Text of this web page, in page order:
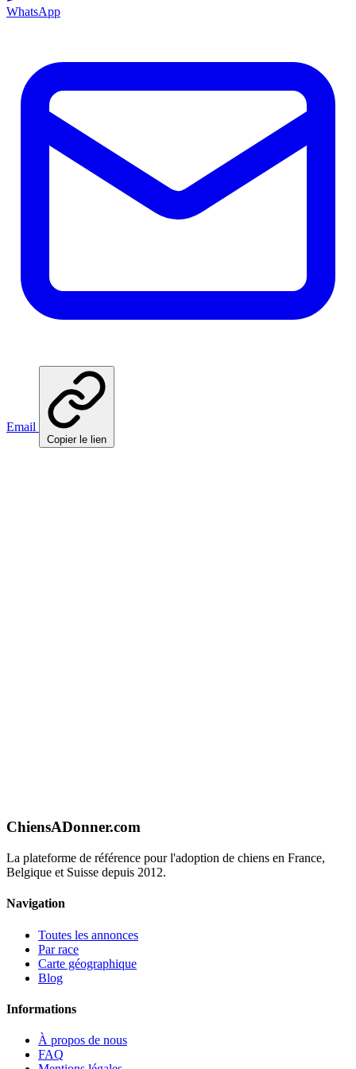
WhatsApp
Email
Copier le lien
ChiensADonner.com
La plateforme de référence pour l'adoption de chiens en France,
Belgique et Suisse depuis 2012.
Navigation
Toutes les annonces
Par race
Carte géographique
Blog
Informations
À propos de nous
FAQ